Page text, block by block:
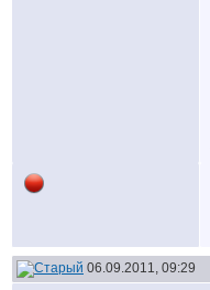
06.09.2011, 09:29